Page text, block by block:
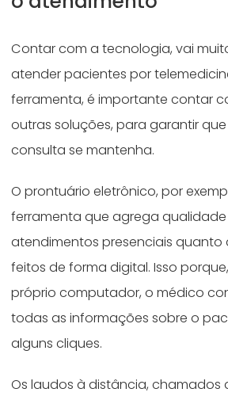
Contar com a tecnologia, vai
atender pacientes por
ferramenta, é importante contar
outras soluções, para garantir
consulta se mantenha.
O prontuário eletrônico, por
ferramenta que agrega
atendimentos presenciais quanto
feitos de forma digital. Isso
próprio computador, o médico
todas as informações sobre o
alguns cliques.
Os laudos à distância, chamados